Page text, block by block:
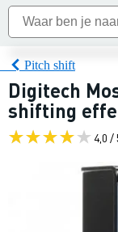
Pitch shift
Digitech
shifting
4,0 /